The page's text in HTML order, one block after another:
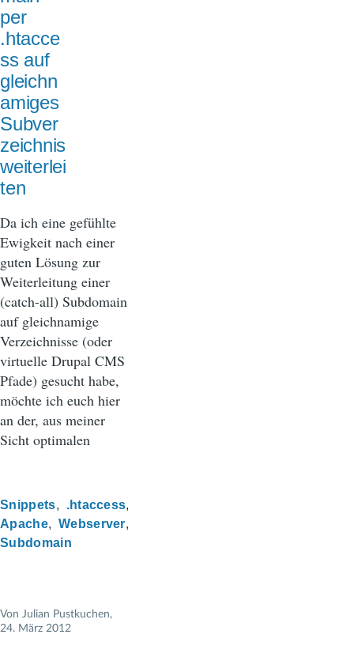
per
.htacce
ss auf
gleichn
amiges
Subver
zeichnis
weiterlei
ten
Da ich eine gefühlte
Ewigkeit nach einer
guten Lösung zur
Weiterleitung einer
(catch-all) Subdomain
auf gleichnamige
Verzeichnisse (oder
virtuelle Drupal CMS
Pfade) gesucht habe,
möchte ich euch hier
an der, aus meiner
Sicht optimalen
Snippets
.htaccess
Apache
Webserver
Subdomain
Von Julian Pustkuchen,
24. März 2012